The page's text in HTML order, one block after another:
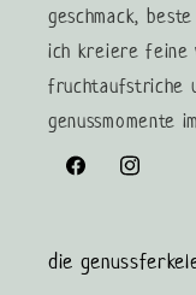
geschmack,
ich kreiere feine
fruchtaufstriche
genussmomente
Facebook
die